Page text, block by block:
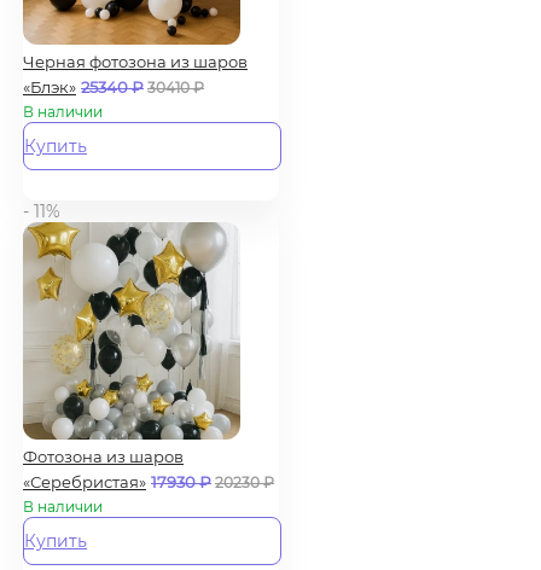
Черная фотозона из шаров
«Блэк» 25340₽ 30410₽
В наличии
Купить
- 11%
Фотозона из шаров
«Серебристая» 17930₽ 20230₽
В наличии
Купить